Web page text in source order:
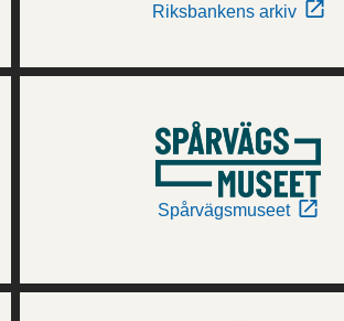
Riksbankens arkiv
Spårvägsmuseet